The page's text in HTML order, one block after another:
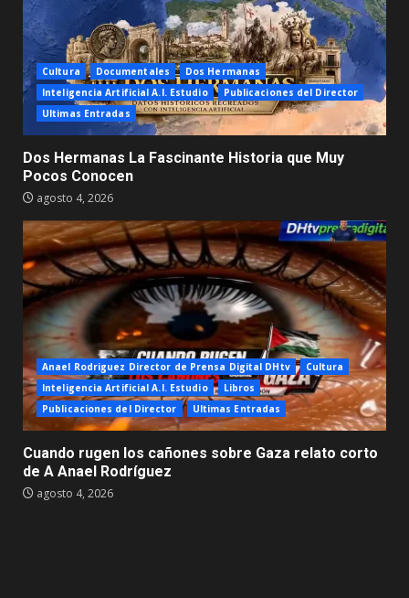
Cultura Documentales
Dos Hermanas
Inteligencia Artificial A.I. Estudio
Publicaciones del Director
Ultimas Entradas
Dos Hermanas La Fascinante Historia que Muy
Pocos Conocen
agosto 4, 2026
Anael Rodriguez Director de Prensa Digital DHtv
Cultura
Inteligencia Artificial A.I. Estudio
Libros
Publicaciones del Director
Ultimas Entradas
Cuando rugen los cañones sobre Gaza relato corto
de A Anael Rodríguez
agosto 4, 2026